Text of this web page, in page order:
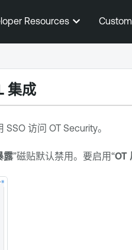
跳到主内容
Resources
集成
SSO 访问 OT Security。
露”磁贴默认禁用。要启用“OT